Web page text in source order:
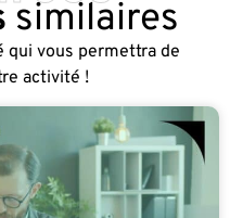
similaires
qui vous permettra de
activité !